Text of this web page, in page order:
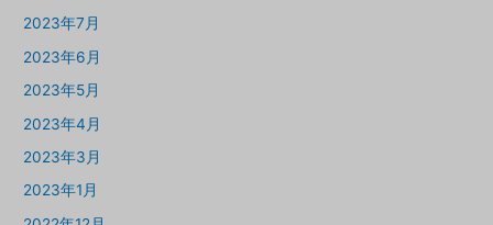
2023年7月
2023年6月
2023年5月
2023年4月
2023年3月
2023年1月